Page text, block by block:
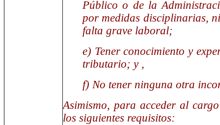
Público o de la
por medidas disciplinarias,
falta grave laboral;
e) Tener conocimiento y
tributario; y ,
f) No tener ninguna otra
Asimismo, para acceder al
los siguientes requisitos: